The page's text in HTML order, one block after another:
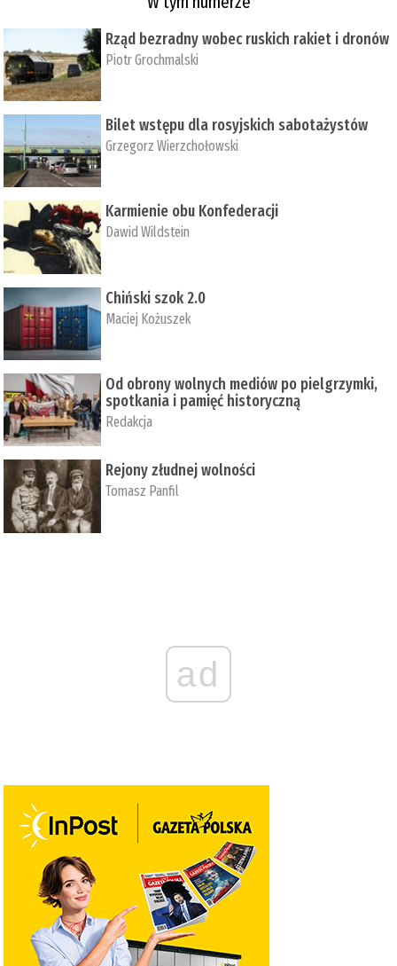
Rząd bezradny wobec ruskich rakiet i dronów
Piotr Grochmalski
Bilet wstępu dla rosyjskich sabotażystów
Grzegorz Wierzchołowski
Karmienie obu Konfederacji
Dawid Wildstein
Chiński szok 2.0
Maciej Kożuszek
Od obrony wolnych mediów po pielgrzymki,
spotkania i pamięć historyczną
Redakcja
Rejony złudnej wolności
Tomasz Panfil
ad